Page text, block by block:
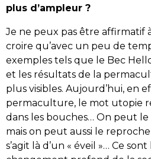
plus d’ampleur ?
Je ne peux pas être affirmatif
croire qu’avec un peu de
exemples tels que le Bec
et les résultats de la
plus visibles. Aujourd’hui, en
permaculture, le mot utopie
dans les bouches… On peut
mais on peut aussi le
s’agit là d’un « éveil »… Ce